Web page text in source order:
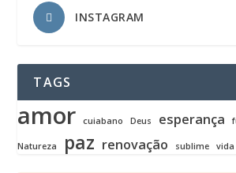
INSTAGRAM
TAGS
amor cuiabano Deus esperança
Natureza paz renovação sublime vida